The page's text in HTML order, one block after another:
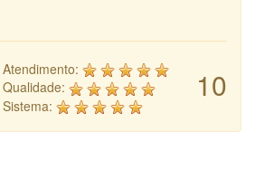
10
Atendimento:
Qualidade:
Sistema: